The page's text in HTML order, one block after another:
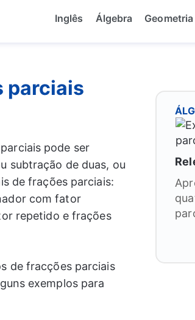
Inglês Álgebra Geometria
parciais
pode ser
subtração de duas, ou
de frações parciais:
com fator
repetido e frações
de fracções parciais
exemplos para